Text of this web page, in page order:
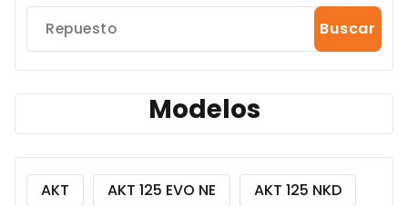
Buscar
Modelos
AKT AKT 125 EVO NE
AKT 125 NKD